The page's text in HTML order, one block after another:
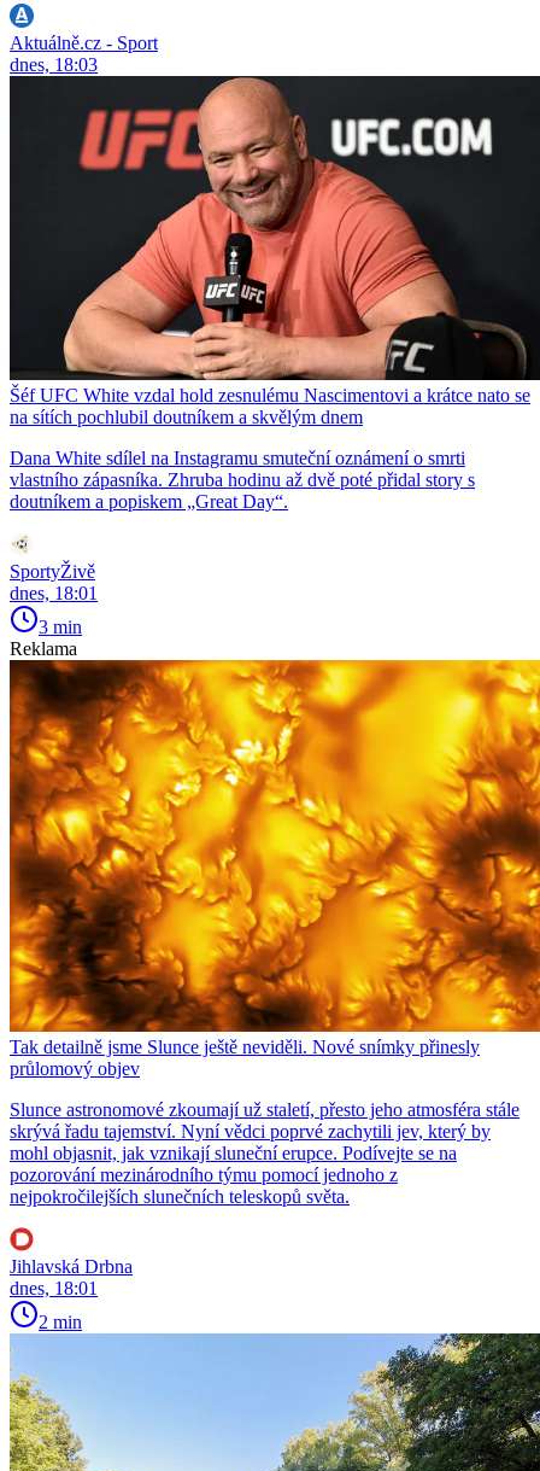
Aktuálně.cz - Sport
dnes, 18:03
Šéf UFC White vzdal hold zesnulému Nascimentovi a krátce nato se
na sítích pochlubil doutníkem a skvělým dnem
Dana White sdílel na Instagramu smuteční oznámení o smrti
vlastního zápasníka. Zhruba hodinu až dvě poté přidal story s
doutníkem a popiskem „Great Day“.
SportyŽivě
dnes, 18:01
3 min
Reklama
Tak detailně jsme Slunce ještě neviděli. Nové snímky přinesly
průlomový objev
Slunce astronomové zkoumají už staletí, přesto jeho atmosféra stále
skrývá řadu tajemství. Nyní vědci poprvé zachytili jev, který by
mohl objasnit, jak vznikají sluneční erupce. Podívejte se na
pozorování mezinárodního týmu pomocí jednoho z
nejpokročilejších slunečních teleskopů světa.
Jihlavská Drbna
dnes, 18:01
2 min